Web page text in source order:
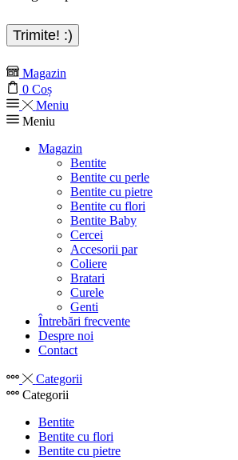
Magazin
0 Coș
Meniu
Meniu
Magazin
Bentite
Bentite cu perle
Bentite cu pietre
Bentite cu flori
Bentite Baby
Cercei
Accesorii par
Coliere
Bratari
Curele
Genti
Întrebări frecvente
Despre noi
Contact
Categorii
Categorii
Bentite
Bentite cu flori
Bentite cu pietre